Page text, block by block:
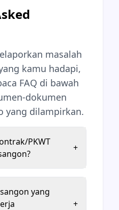
masalah
kamu hadapi,
FAQ di bawah
dokumen
yang dilampirkan.
PKWT
+
yang
+